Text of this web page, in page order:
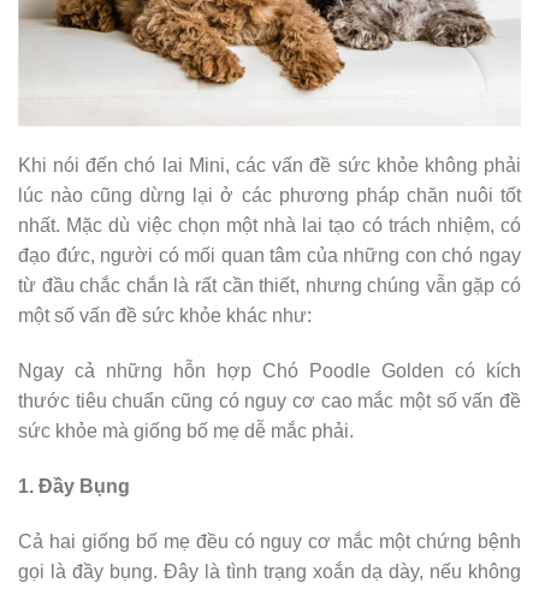
Khi nói đến chó lai Mini, các vấn đề sức khỏe không phải
lúc nào cũng dừng lại ở các phương pháp chăn nuôi tốt
nhất. Mặc dù việc chọn một nhà lai tạo có trách nhiệm, có
đạo đức, người có mối quan tâm của những con chó ngay
từ đầu chắc chắn là rất cần thiết, nhưng chúng vẫn gặp có
một số vấn đề sức khỏe khác như:
Ngay cả những hỗn hợp Chó Poodle Golden có kích
thước tiêu chuẩn cũng có nguy cơ cao mắc một số vấn đề
sức khỏe mà giống bố mẹ dễ mắc phải.
1. Đầy Bụng
Cả hai giống bố mẹ đều có nguy cơ mắc một chứng bệnh
gọi là đầy bụng. Đây là tình trạng xoắn dạ dày, nếu không